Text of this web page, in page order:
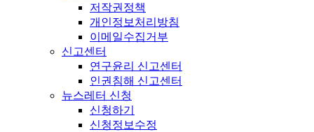
저작권정책
개인정보처리방침
이메일수집거부
신고센터
연구윤리 신고센터
인권침해 신고센터
뉴스레터 신청
신청하기
신청정보수정